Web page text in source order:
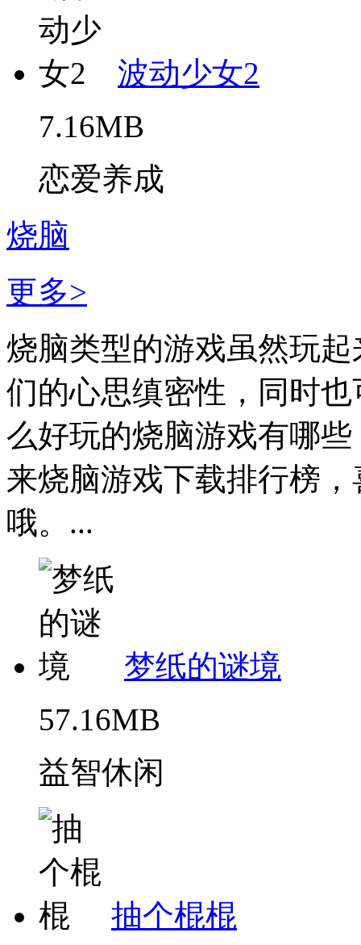
波动少女2
7.16MB
恋爱养成
烧脑
更多>
烧脑类型的游戏虽然玩
们的心思缜密性，同时
么好玩的烧脑游戏有哪
来烧脑游戏下载排行榜
哦。...
梦纸的谜境
57.16MB
益智休闲
抽个棍棍